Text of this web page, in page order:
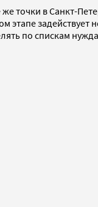
точки в Санкт-
задействует
по спискам